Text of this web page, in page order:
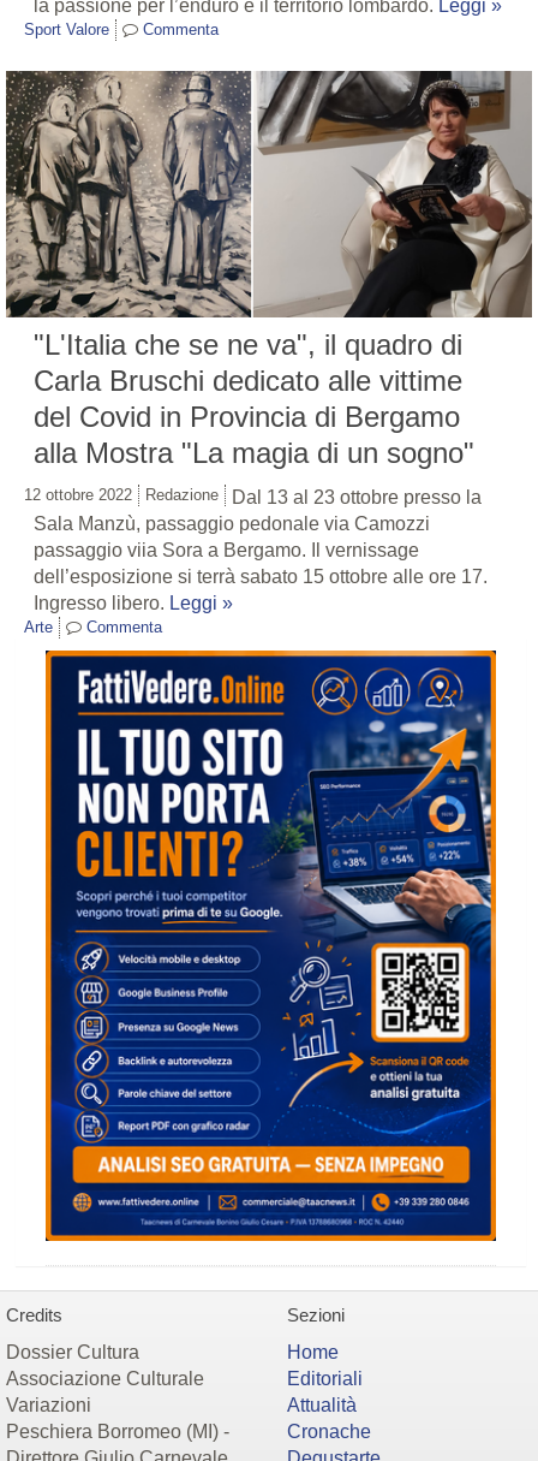
la passione per l’enduro e il territorio lombardo. Leggi »
Sport Valore Commenta
"L'Italia che se ne va", il quadro di
Carla Bruschi dedicato alle vittime
del Covid in Provincia di Bergamo
alla Mostra "La magia di un sogno"
12 ottobre 2022 Redazione
Dal 13 al 23 ottobre presso la
Sala Manzù, passaggio pedonale via Camozzi
passaggio viia Sora a Bergamo. Il vernissage
dell’esposizione si terrà sabato 15 ottobre alle ore 17.
Ingresso libero. Leggi »
Arte Commenta
Credits
Dossier Cultura
Associazione Culturale
Variazioni
Peschiera Borromeo (MI) -
Sezioni
Home
Editoriali
Attualità
Cronache